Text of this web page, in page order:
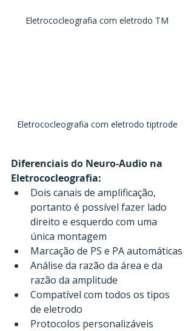
Eletrococleografia com eletrodo TM
Eletrococleografia com eletrodo tiptrode
Diferenciais do Neuro-Audio na
Eletrococleografia:
Dois canais de amplificação,
portanto é possível fazer lado
direito e esquerdo com uma
única montagem
Marcação de PS e PA automáticas
Análise da razão da área e da
razão da amplitude
Compatível com todos os tipos
de eletrodo
Protocolos personalizáveis